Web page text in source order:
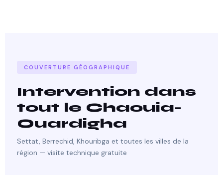
COUVERTURE GÉOGRAPHIQUE
Intervention dans
tout le Chaouia-
Ouardigha
Settat, Berrechid, Khouribga et toutes les villes de la
région — visite technique gratuite